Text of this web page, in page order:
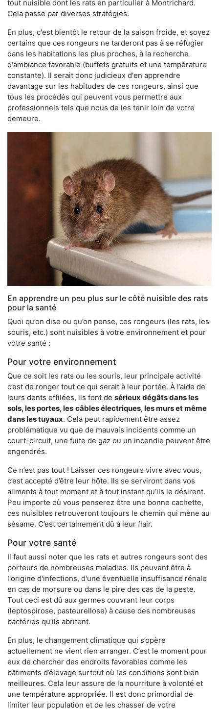
tout nuisible dont les rats en particulier à Montrichard.
Cela passe par diverses stratégies.
En plus, c'est bientôt le retour de la saison froide, et soyez
certains que ces rongeurs ne tarderont pas à se réfugier
dans les habitations les plus proches, à la recherche
d'ambiance favorable (buffets gratuits et une température
constante). Il serait donc judicieux d'en apprendre
davantage sur les habitudes de ces rongeurs, ainsi que
tous les procédés qui peuvent vous permettre aux
professionnels tels que nous de les tenir loin de votre
demeure.
En apprendre un peu plus sur le côté nuisible des rats
pour la santé
Quoi qu’on dise ou qu’on pense, ces rongeurs (les rats, les
souris, etc.) sont nuisibles à votre environnement et pour
votre santé :
Pour votre environnement
Que ce soit les rats ou les souris, leur principale activité
c’est de ronger tout ce qui serait à leur portée. À l’aide de
leurs dents effilées, ils font de sérieux dégâts dans les
sols, les portes, les câbles électriques, les murs et même
dans les tuyaux. Cela peut rapidement être assez
problématique vu que de mauvais incidents comme un
court-circuit, une fuite de gaz ou un incendie peuvent être
engendrés.
Ce n’est pas tout ! Laisser ces rongeurs vivre avec vous,
c’est accepté d’être leur hôte. Ils se serviront dans vos
aliments à tout moment et à tout instant qu’ils le désirent.
Peu importe où vous penserez être une bonne cachette,
ces nuisibles retrouveront toujours le chemin qui mène au
sésame. C’est certainement dû à leur flair.
Pour votre santé
Il faut aussi noter que les rats et autres rongeurs sont des
porteurs de nombreuses maladies. Ils peuvent être à
l'origine d'infections, d'une éventuelle insuffisance rénale
en cas de morsure ou dans le pire des cas de la peste.
Tout ceci est dû aux germes couvrant leur corps
(leptospirose, pasteurellose) à cause des nombreuses
bactéries qu’ils abritent.
En plus, le changement climatique qui s’opère
actuellement ne vient rien arranger. C’est le moment pour
eux de chercher des endroits favorables comme les
bâtiments d’élevage surtout où les conditions sont bien
meilleures. Cela leur assure de la nourriture à volonté et
une température appropriée. Il est donc primordial de
limiter leur population et de les chasser de votre